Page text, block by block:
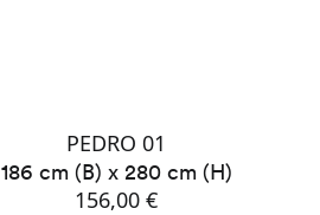
PEDRO 01
186 cm (B) x 280 cm (H)
156,00 €